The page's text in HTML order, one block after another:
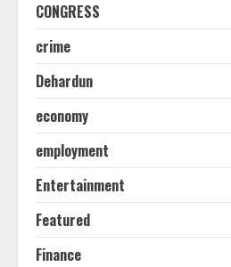
CONGRESS
crime
Dehardun
economy
employment
Entertainment
Featured
Finance